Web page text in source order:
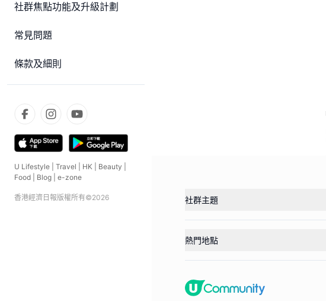
社群焦點功能及升級計劃
常見問題
條款及細則
U Lifestyle Travel HK Beauty
Food
Blog e-zone
香港經濟日報版權所有©2026 社群主題
熱門地點